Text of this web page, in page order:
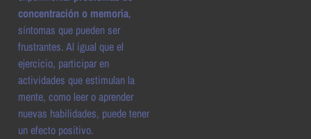
concentración o memoria,
síntomas que pueden ser
frustrantes. Al igual que el
ejercicio, participar en
actividades que estimulan la
mente, como leer o aprender
nuevas habilidades, puede tener
un efecto positivo.